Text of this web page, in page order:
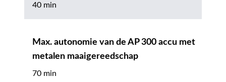
40 min
Max. autonomie van de AP 300 accu met
metalen maaigereedschap
70 min